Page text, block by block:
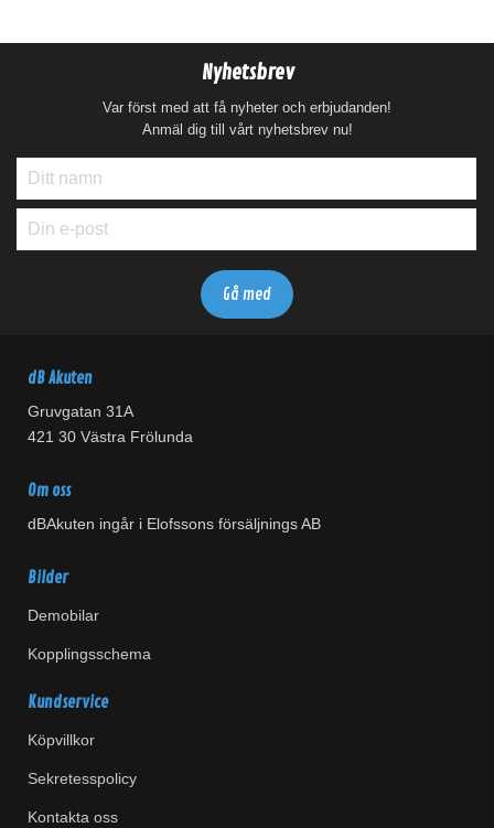
Nyhetsbrev
Var först med att få nyheter och erbjudanden!
Anmäl dig till vårt nyhetsbrev nu!
dB Akuten
Gruvgatan 31A
421 30 Västra Frölunda
Om oss
dBAkuten ingår i Elofssons försäljnings AB
Bilder
Demobilar
Kopplingsschema
Kundservice
Köpvillkor
Sekretesspolicy
Kontakta oss